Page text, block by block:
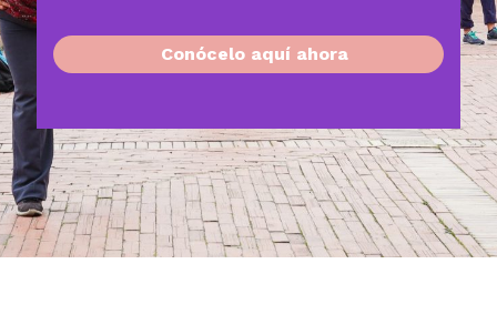
Conócelo aquí ahora